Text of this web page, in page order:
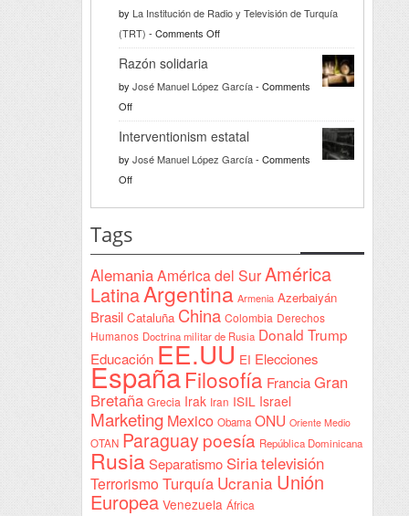
by La Institución de Radio y Televisión de Turquía
(TRT) - Comments Offon
Türkiye
la
a
Yeda
en
Sudán
Razón solidaria
by José Manuel López García- Comments
Offon
Razón
solidaria
Interventionism estatal
by José Manuel López García- Comments
Offon
Tags
AlemaniaAmérica del SurAmérica
LatinaArgentina Armenia Azerbaiyán
Brasil Cataluña China Colombia Derechos
Humanos Doctrina militar de Rusia Donald Trump
EducaciónEE.UU EI Elecciones
España Filosofía Francia Gran
Bretaña Grecia Irak Iran ISIL Israel
Marketing Mexico Obama ONU Oriente Medio
OTAN Paraguay poesía República Dominicana
Rusia Separatismo Siriatelevisión
Terrorismo Turquía Ucrania Unión
Europea Venezuela África